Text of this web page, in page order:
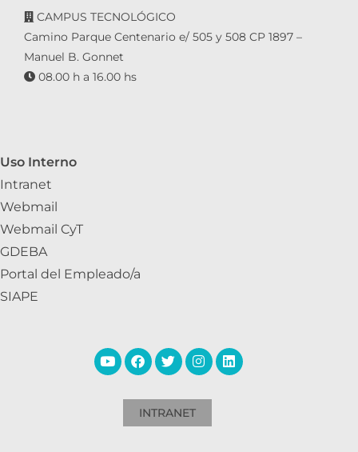
CAMPUS TECNOLÓGICO
Camino Parque Centenario e/ 505 y 508 CP 1897 –
Manuel B. Gonnet
08.00 h a 16.00 hs
Uso Interno
Intranet
Webmail
Webmail CyT
GDEBA
Portal del Empleado/a
SIAPE
INTRANET